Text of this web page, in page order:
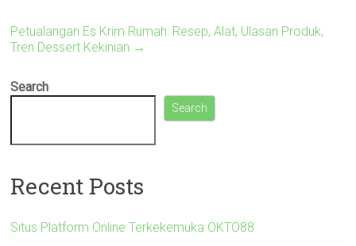
Petualangan Es Krim Rumah: Resep, Alat, Ulasan Produk,
Tren Dessert Kekinian →
Search
Search
Recent Posts
Situs Platform Online Terkekemuka OKTO88